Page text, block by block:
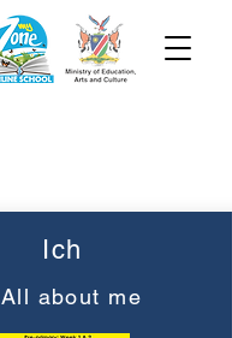
Ich
All about me